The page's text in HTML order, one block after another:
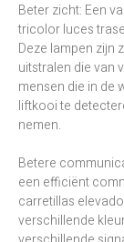
Beter zicht: Een
tricolor luces
Deze lampen zijn
uitstralen die van
mensen die in de
liftkooi te
nemen.
Betere
een efficiënt
carretillas
verschillende